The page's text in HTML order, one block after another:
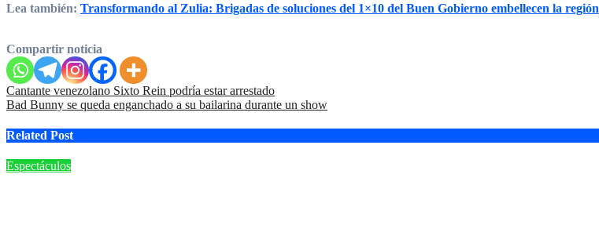
Lea también: Transformando al Zulia: Brigadas de soluciones del 1×10 del Buen Gobierno embellecen la región
Compartir noticia
Navegación
de
entradas
Cantante venezolano Sixto Rein podría estar arrestado
Bad Bunny se queda enganchado a su bailarina durante un show
Related Post
Espectáculos